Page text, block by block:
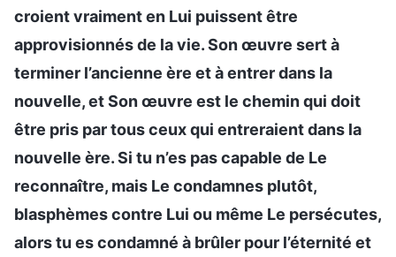
croient vraiment en Lui puissent être
approvisionnés de la vie. Son œuvre sert à
terminer l’ancienne ère et à entrer dans la
nouvelle, et Son œuvre est le chemin qui doit
être pris par tous ceux qui entreraient dans la
nouvelle ère. Si tu n’es pas capable de Le
reconnaître, mais Le condamnes plutôt,
blasphèmes contre Lui ou même Le persécutes,
alors tu es condamné à brûler pour l’éternité et